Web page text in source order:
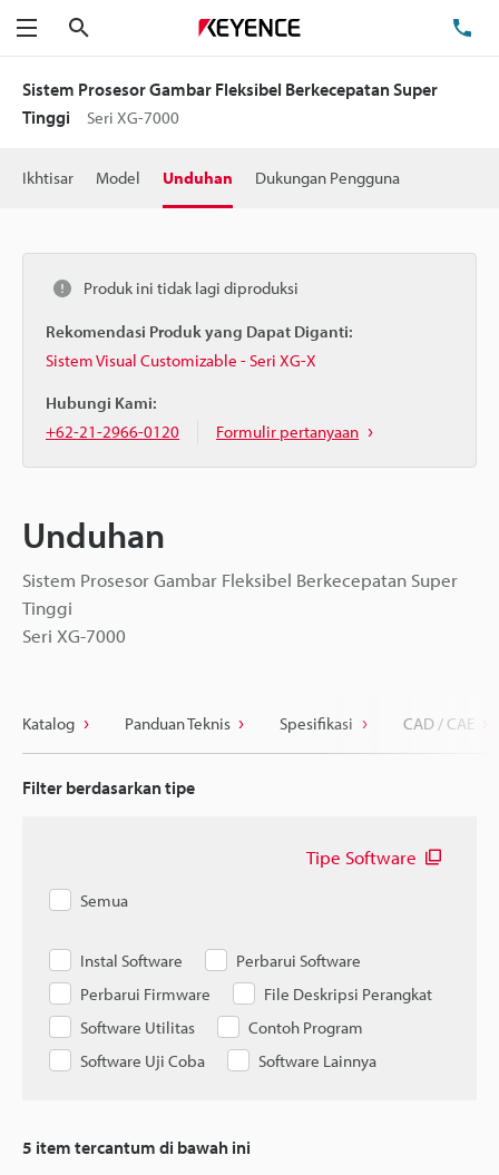
Menu
Sistem Prosesor Gambar Fleksibel Berkecepatan Super
Tinggi
Seri XG-7000
Ikhtisar Model Unduhan Dukungan Pengguna
Produk ini tidak lagi diproduksi
Rekomendasi Produk yang Dapat Diganti:
Sistem Visual Customizable - Seri XG-X
Hubungi Kami:
+62-21-2966-0120
Formulir pertanyaan
Unduhan
Sistem Prosesor Gambar Fleksibel Berkecepatan Super
Tinggi
Seri XG-7000
Katalog Panduan Teknis Spesifikasi CAD / CAE
Filter berdasarkan tipe
Tipe Software
Semua
Instal Software
Perbarui Software
Perbarui Firmware
File Deskripsi Perangkat
Software Utilitas
Contoh Program
Software Uji Coba
Software Lainnya
5 item tercantum di bawah ini